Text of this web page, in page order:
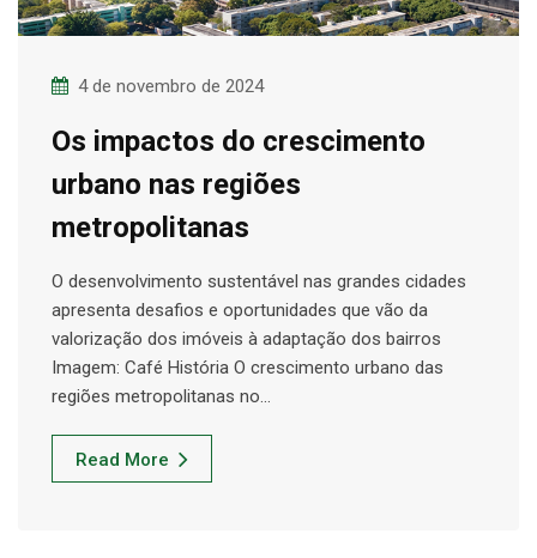
4 de novembro de 2024
Os impactos do crescimento
urbano nas regiões
metropolitanas
O desenvolvimento sustentável nas grandes cidades
apresenta desafios e oportunidades que vão da
valorização dos imóveis à adaptação dos bairros
Imagem: Café História O crescimento urbano das
regiões metropolitanas no…
Read More